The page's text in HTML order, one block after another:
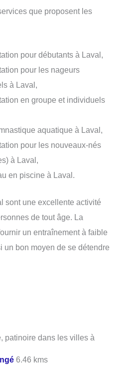
que proposent les
pour débutants à Laval,
pour les nageurs
à Laval,
en groupe et individuels
aquatique à Laval,
pour les nouveaux-nés
à Laval,
en piscine à Laval.
sont une excellente activité
de tout âge. La
un entraînement à faible
un bon moyen de se détendre
patinoire dans les villes à
6.46 kms